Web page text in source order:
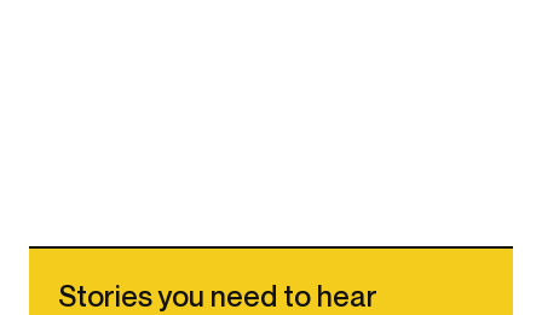
Stories you need to hear